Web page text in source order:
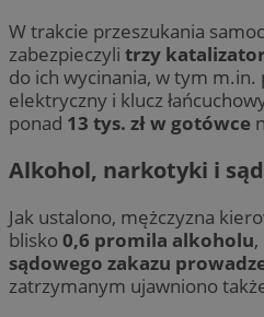
W trakcie przeszukania
zabezpieczyli trzy
do ich wycinania, w tym m.in.
elektryczny i klucz
ponad 13 tys. zł w gotówce
Alkohol, narkotyki i
Jak ustalono, mężczyzna
blisko0,6 promila alkoholu
sądowego zakazu
zatrzymanym ujawniono